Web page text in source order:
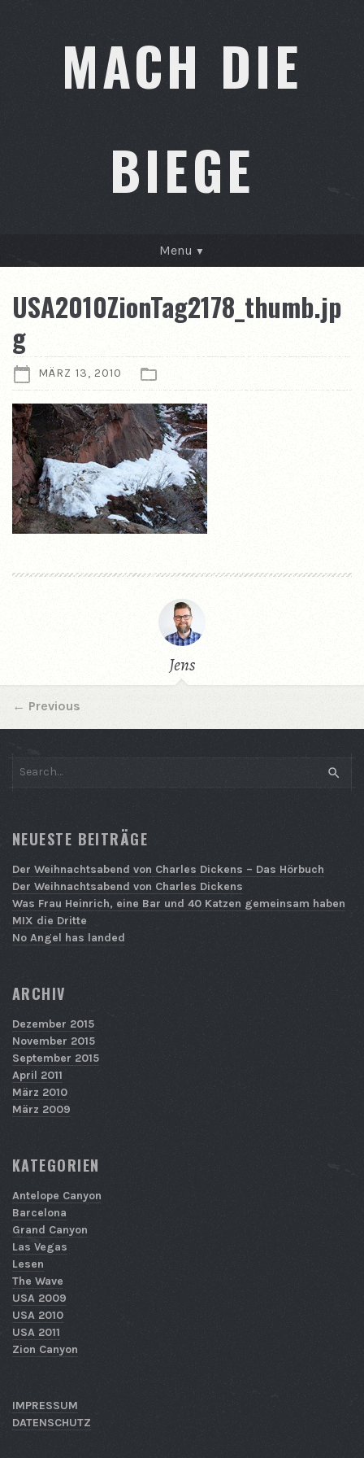
MACH DIE
BIEGE
Menu
KONTAKT
ÜBER MICH
USA2010ZionTag2178_thumb.jp
g
MÄRZ 13, 2010
Jens
← Previous
NEUESTE BEITRÄGE
Der Weihnachtsabend von Charles Dickens – Das Hörbuch
Der Weihnachtsabend von Charles Dickens
Was Frau Heinrich, eine Bar und 40 Katzen gemeinsam haben
MIX die Dritte
No Angel has landed
ARCHIV
Dezember 2015
November 2015
September 2015
April 2011
März 2010
März 2009
KATEGORIEN
Antelope Canyon
Barcelona
Grand Canyon
Las Vegas
Lesen
The Wave
USA 2009
USA 2010
USA 2011
Zion Canyon
IMPRESSUM
DATENSCHUTZ